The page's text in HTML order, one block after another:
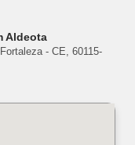
Aldeota
- CE, 60115-